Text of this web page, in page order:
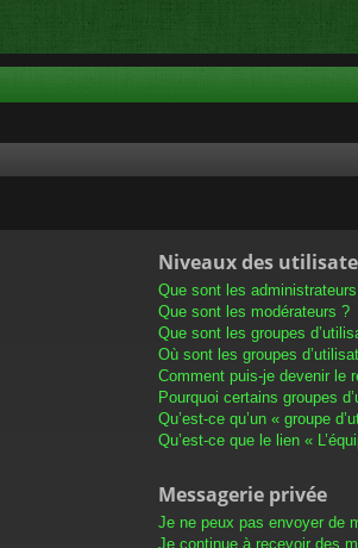
Niveaux des
Que sont les
Que sont les modérateurs ?
Que sont les groupes
Où sont les groupes
Comment puis-je devenir le
Pourquoi certains groupes
Qu’est-ce qu’un « groupe
Qu’est-ce que le lien «
Messagerie privée
Je ne peux pas envoyer de
Je continue à recevoir des